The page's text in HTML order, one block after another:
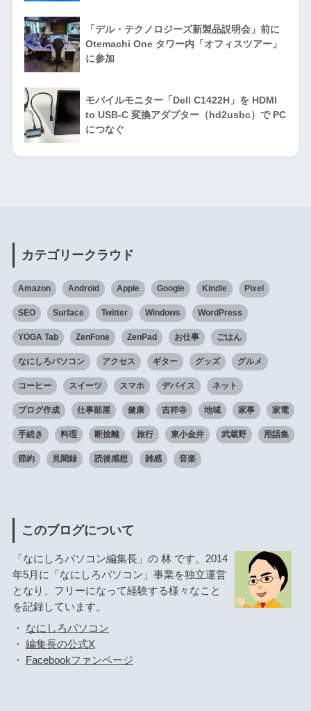
「デル・テクノロジーズ新製品説明会」前に
Otemachi One タワー内「オフィスツアー」
に参加
モバイルモニター「Dell C1422H」を HDMI
to USB-C 変換アダプター（hd2usbc）で PC
につなぐ
カテゴリークラウド
Amazon Android Apple Google Kindle Pixel
SEO Surface Twitter Windows WordPress
YOGA Tab ZenFone ZenPad お仕事 ごはん
なにしろパソコン アクセス ギター グッズ グルメ
コーヒー スイーツ スマホ デバイス ネット
ブログ作成 仕事部屋 健康 吉祥寺 地域 家事 家電
手続き 料理 断捨離 旅行 東小金井 武蔵野 用語集
節約 見聞録 読後感想 雑感 音楽
このブログについて
「なにしろパソコン編集長」の 林 です。2014
年5月に「なにしろパソコン」事業を独立運営
となり、フリーになって経験する様々なこと
を記録しています。
・ なにしろパソコン
・ 編集長の公式X
・
Facebookファンページ